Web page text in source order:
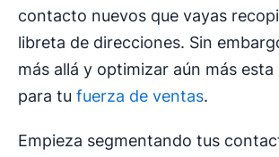
contacto nuevos que vayas
libreta de direcciones. Sin
más allá y optimizar aún más
para tu fuerza de ventas.
Empieza segmentando tus